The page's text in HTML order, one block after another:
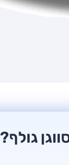
גולף?